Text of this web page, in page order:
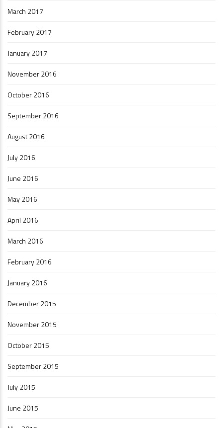
March 2017
February 2017
January 2017
November 2016
October 2016
September 2016
August 2016
July 2016
June 2016
May 2016
April 2016
March 2016
February 2016
January 2016
December 2015
November 2015
October 2015
September 2015
July 2015
June 2015